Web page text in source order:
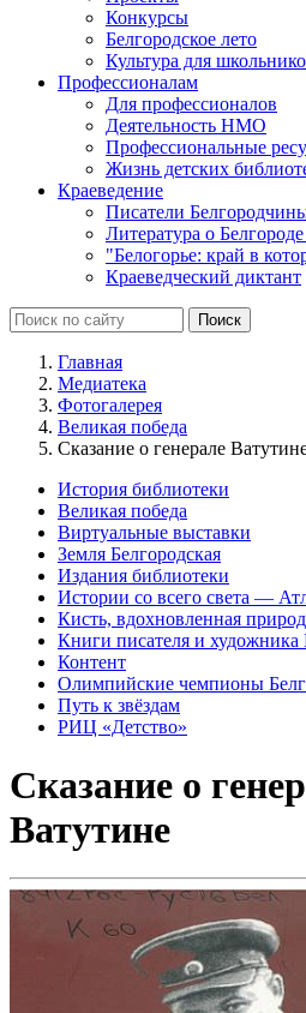
Конкурсы
Белгородское лето
Культура для
Профессионалам
Для профессионалов
Деятельность НМО
Профессиональные
Жизнь детских
Краеведение
Писатели
Литература о
"Белогорье: край в
Краеведческий диктант
Главная
Медиатека
Фотогалерея
Великая победа
Сказание о генерале
История библиотеки
Великая победа
Виртуальные выставки
Земля Белгородская
Издания библиотеки
Истории со всего света —
Кисть, вдохновленная
Книги писателя и
Контент
Олимпийские чемпионы
Путь к звёздам
РИЦ «Детство»
Сказание о
Ватутине